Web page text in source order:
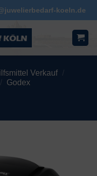
koeln.de
Verkauf
/
/ Godex